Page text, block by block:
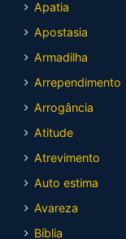
Apatia
Apostasia
Armadilha
Arrependimento
Arrogância
Atitude
Atrevimento
Auto estima
Avareza
Bíblia